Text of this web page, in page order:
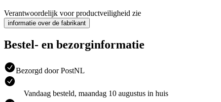
Verantwoordelijk voor productveiligheid zie
informatie over de fabrikant
Bestel- en bezorginformatie
Bezorgd door PostNL
Vandaag besteld, maandag 10 augustus in huis